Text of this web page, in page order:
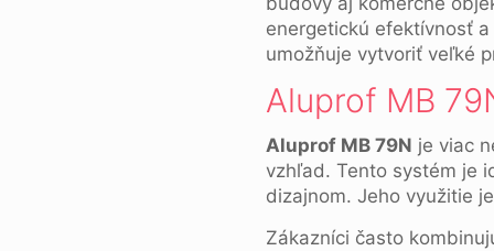
energetickú efektívnosť
umožňuje vytvoriť veľké
Aluprof MB
Aluprof MB 79N je viac
vzhľad. Tento systém je
dizajnom. Jeho využitie
Zákazníci často